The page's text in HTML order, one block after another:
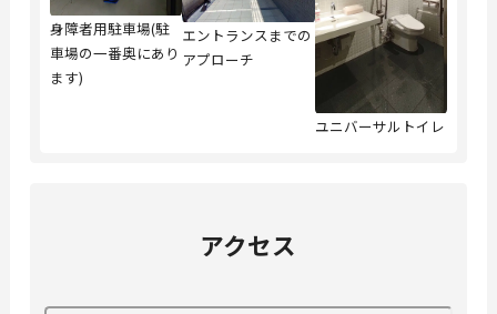
身障者用駐車場(駐
車場の一番奥にあり
ます)
エントランスまでの
アプローチ
ユニバーサルトイレ
アクセス